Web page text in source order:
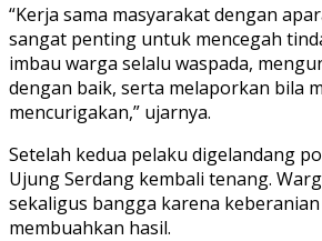
“Kerja sama masyarakat dengan
sangat penting untuk mencegah
imbau warga selalu waspada,
dengan baik, serta melaporkan bila
mencurigakan,” ujarnya.
Setelah kedua pelaku digelandang
Ujung Serdang kembali tenang.
sekaligus bangga karena
membuahkan hasil.